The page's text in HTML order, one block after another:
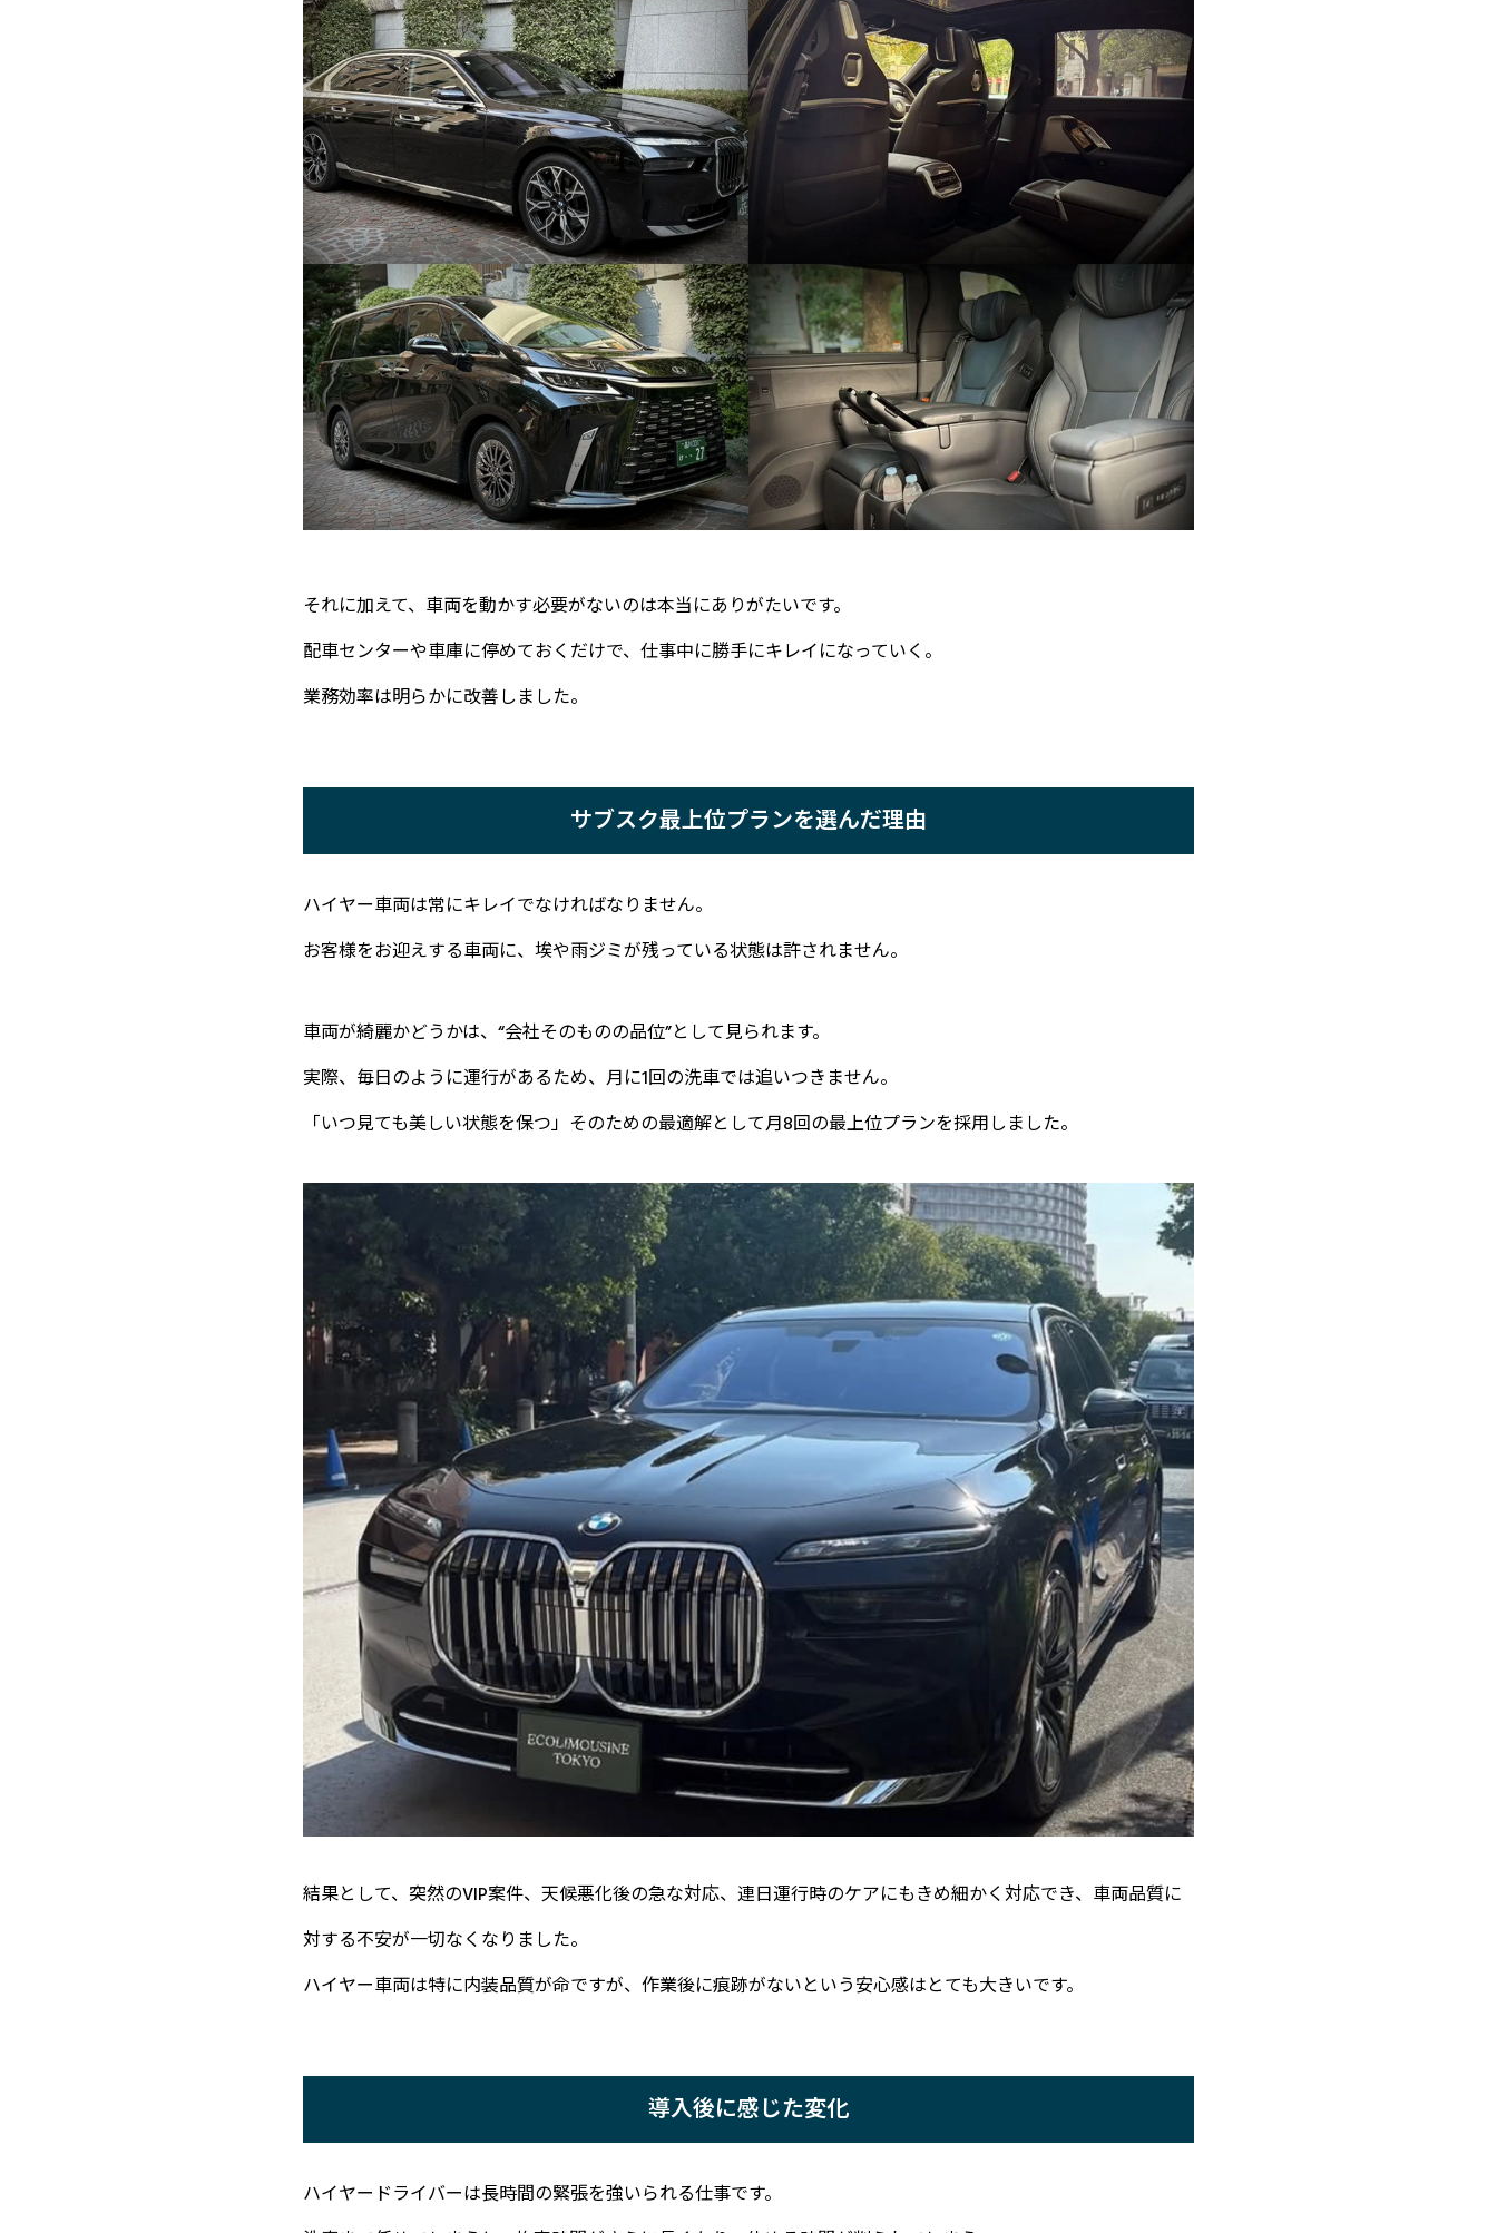
それに加えて、車両を動かす必要がないのは本当にありがたいです。
配車センターや車庫に停めておくだけで、仕事中に勝手にキレイになっていく。
業務効率は明らかに改善しました。
サブスク最上位プランを選んだ理由
ハイヤー車両は常にキレイでなければなりません。
お客様をお迎えする車両に、埃や雨ジミが残っている状態は許されません。
車両が綺麗かどうかは、“会社そのものの品位”として見られます。
実際、毎日のように運行があるため、月に1回の洗車では追いつきません。
「いつ見ても美しい状態を保つ」そのための最適解として月8回の最上位プランを採用しました。
結果として、突然のVIP案件、天候悪化後の急な対応、連日運行時のケアにもきめ細かく対応でき、車両品質に
対する不安が一切なくなりました。
ハイヤー車両は特に内装品質が命ですが、作業後に痕跡がないという安心感はとても大きいです。
導入後に感じた変化
ハイヤードライバーは長時間の緊張を強いられる仕事です。